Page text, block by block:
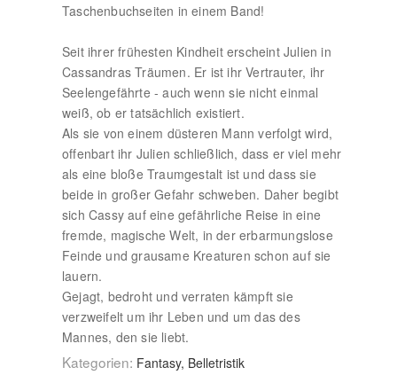
Taschenbuchseiten in einem Band!
Seit ihrer frühesten Kindheit erscheint Julien in
Cassandras Träumen. Er ist ihr Vertrauter, ihr
Seelengefährte - auch wenn sie nicht einmal
weiß, ob er tatsächlich existiert.
Als sie von einem düsteren Mann verfolgt wird,
offenbart ihr Julien schließlich, dass er viel mehr
als eine bloße Traumgestalt ist und dass sie
beide in großer Gefahr schweben. Daher begibt
sich Cassy auf eine gefährliche Reise in eine
fremde, magische Welt, in der erbarmungslose
Feinde und grausame Kreaturen schon auf sie
lauern.
Gejagt, bedroht und verraten kämpft sie
verzweifelt um ihr Leben und um das des
Mannes, den sie liebt.
Kategorien: Fantasy, Belletristik